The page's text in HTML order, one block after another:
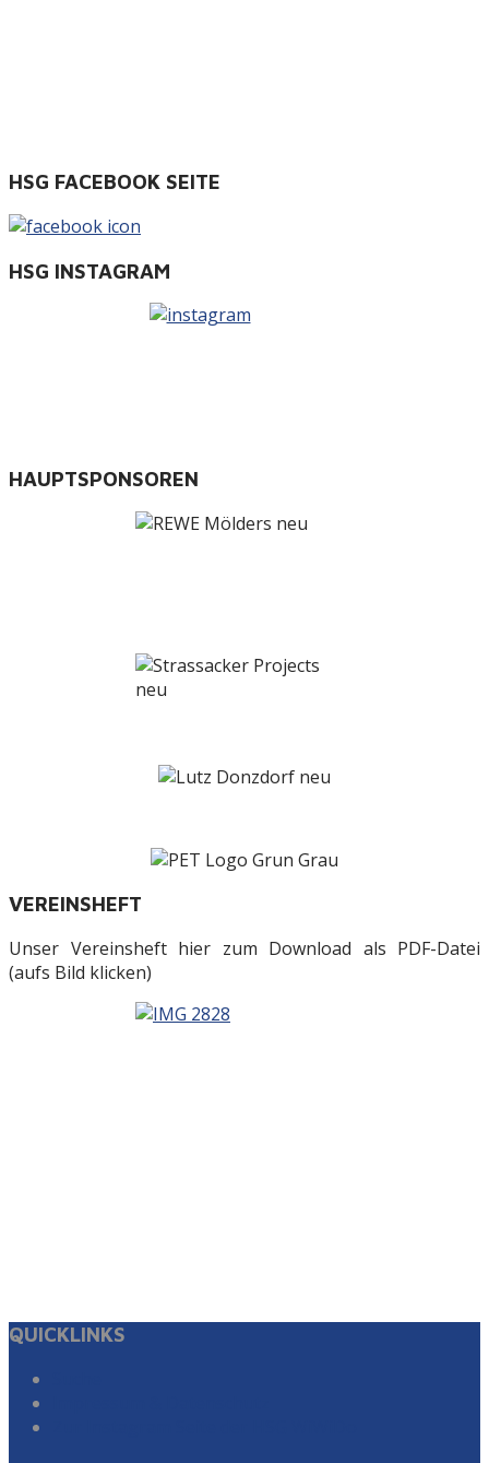
HSG FACEBOOK SEITE
HSG INSTAGRAM
HAUPTSPONSOREN
VEREINSHEFT
Unser Vereinsheft hier zum Download als PDF-Datei
(aufs Bild klicken)
QUICKLINKS